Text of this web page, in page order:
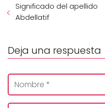
Significado del apellido
Abdellatif
Deja una respuesta